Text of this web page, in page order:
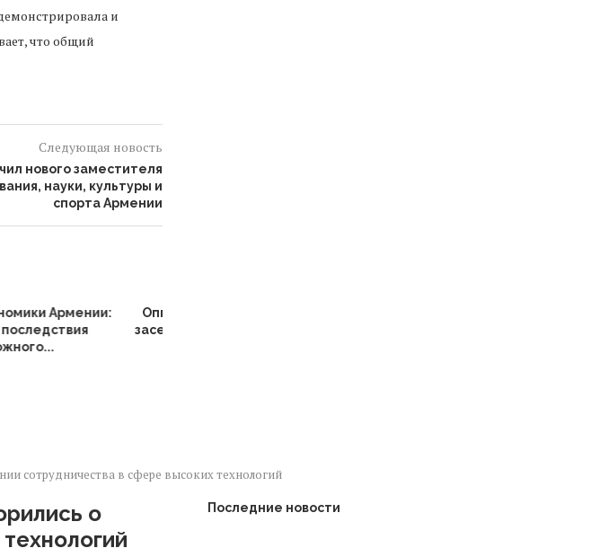
и
что общий
Следующая новость
нового заместителя
науки, культуры и
спорта Армении
выборов
возбудили более
ста...
сотрудничества в сфере высоких технологий
о
Последние новости